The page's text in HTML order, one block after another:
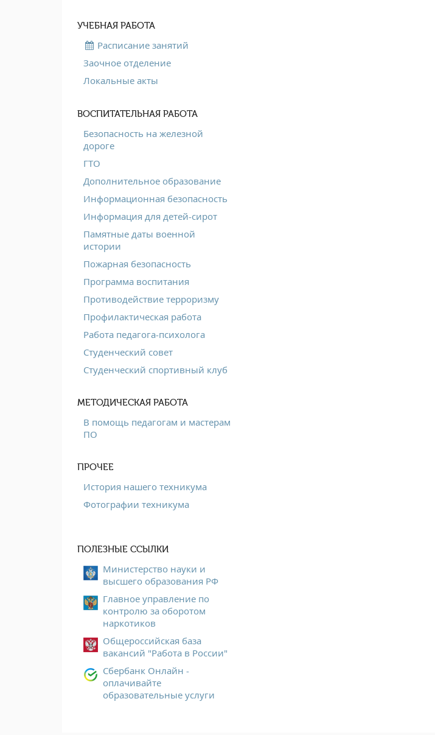
УЧЕБНАЯ РАБОТА
Расписание занятий
Заочное отделение
Локальные акты
ВОСПИТАТЕЛЬНАЯ РАБОТА
Безопасность на железной
дороге
ГТО
Дополнительное образование
Информационная безопасность
Информация для детей-сирот
Памятные даты военной
истории
Пожарная безопасность
Программа воспитания
Противодействие терроризму
Профилактическая работа
Работа педагога-психолога
Студенческий совет
Студенческий спортивный клуб
МЕТОДИЧЕСКАЯ РАБОТА
В помощь педагогам и мастерам
ПО
ПРОЧЕЕ
История нашего техникума
Фотографии техникума
ПОЛЕЗНЫЕ ССЫЛКИ
Министерство науки и
высшего образования РФ
Главное управление по
контролю за оборотом
наркотиков
Общероссийская база
вакансий "Работа в России"
Сбербанк Онлайн -
оплачивайте
образовательные услуги